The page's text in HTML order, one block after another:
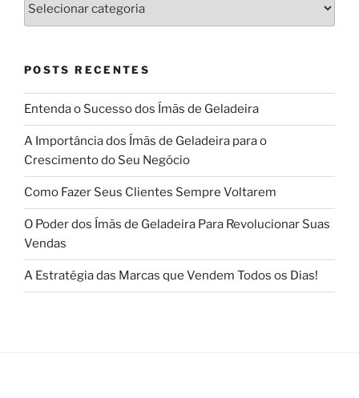
POSTS RECENTES
Entenda o Sucesso dos Ímãs de Geladeira
A Importância dos Ímãs de Geladeira para o
Crescimento do Seu Negócio
Como Fazer Seus Clientes Sempre Voltarem
O Poder dos Ímãs de Geladeira Para Revolucionar Suas
Vendas
A Estratégia das Marcas que Vendem Todos os Dias!